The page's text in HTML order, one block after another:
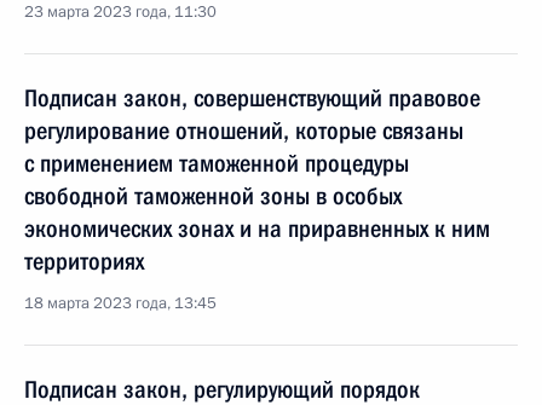
23 марта 2023 года, 11:30
Подписан закон, совершенствующий правовое
регулирование отношений, которые связаны
с применением таможенной процедуры
свободной таможенной зоны в особых
экономических зонах и на приравненных к ним
территориях
18 марта 2023 года, 13:45
Подписан закон, регулирующий порядок